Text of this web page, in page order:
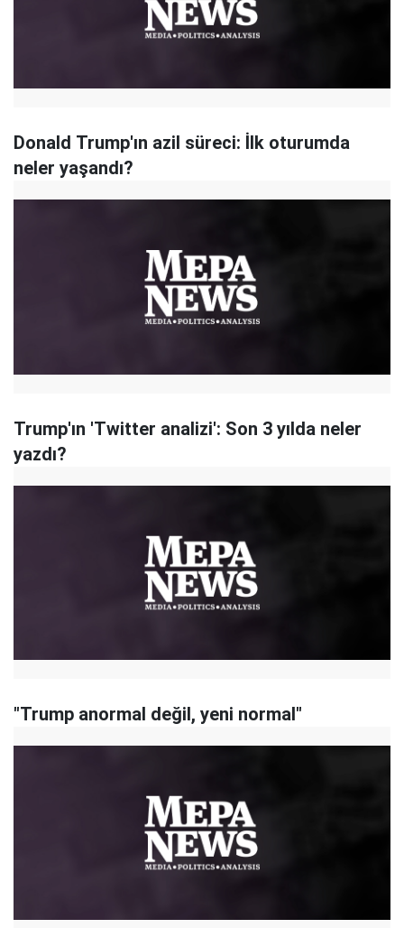
Donald Trump'ın azil süreci: İlk oturumda
neler yaşandı?
Trump'ın 'Twitter analizi': Son 3 yılda neler
yazdı?
"Trump anormal değil, yeni normal"